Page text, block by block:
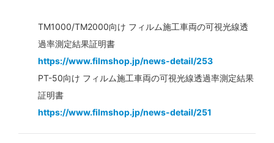
TM1000/TM2000向け フィルム施工車両の可視光線透
過率測定結果証明書
https://www.filmshop.jp/news-detail/253
PT-50向け フィルム施工車両の可視光線透過率測定結果
証明書
https://www.filmshop.jp/news-detail/251